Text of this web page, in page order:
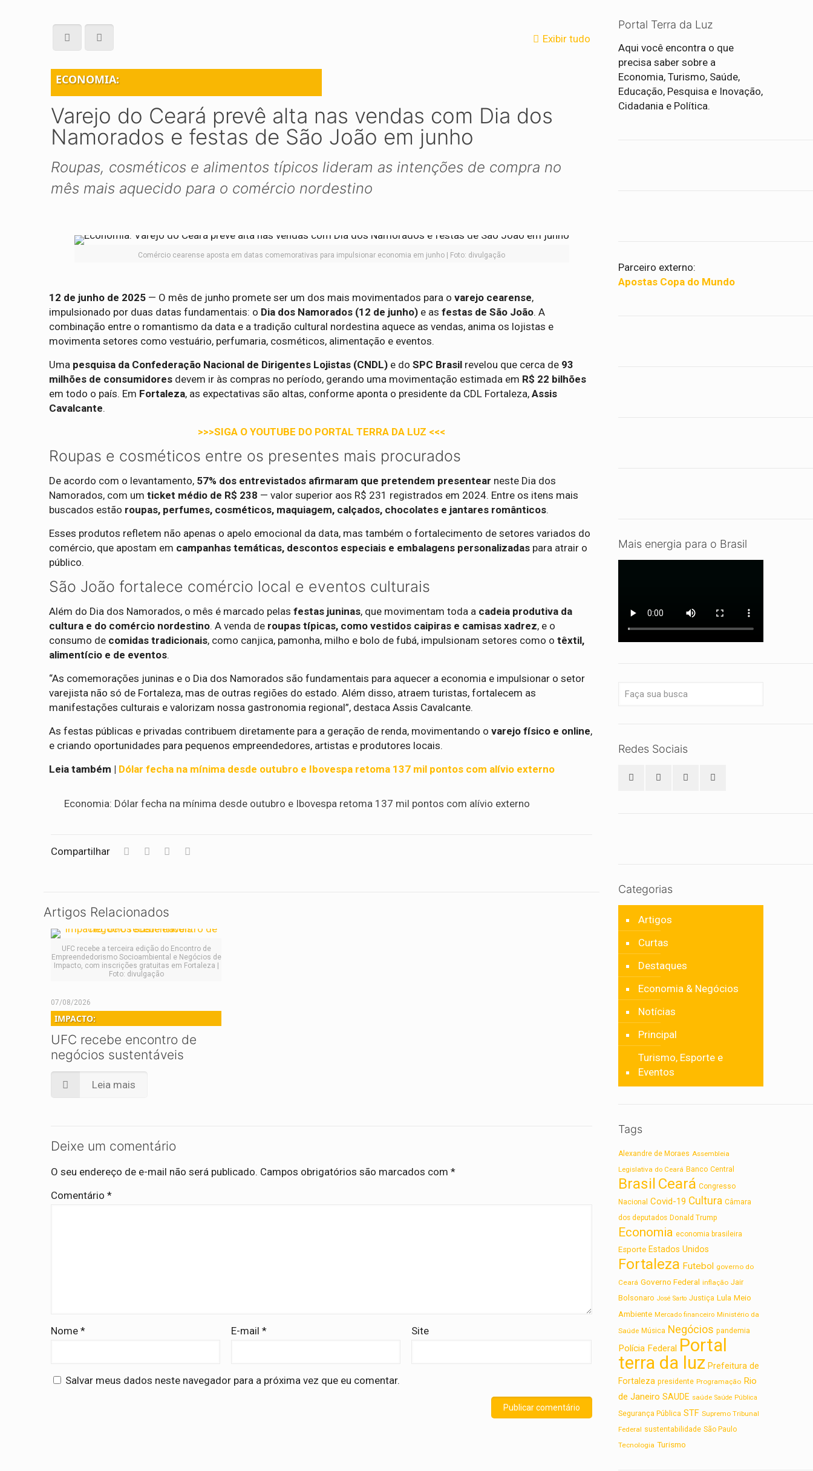
Exibir tudo
ECONOMIA:
Varejo do Ceará prevê alta nas vendas com Dia dos
Namorados e festas de São João em junho
Roupas, cosméticos e alimentos típicos lideram as intenções de compra no
mês mais aquecido para o comércio nordestino
Comércio cearense aposta em datas comemorativas para impulsionar economia em junho | Foto: divulgação
12 de junho de 2025 — O mês de junho promete ser um dos mais movimentados para ovarejo cearense,
impulsionado por duas datas fundamentais: o Dia dos Namorados (12 de junho) e asfestas de São João. A
combinação entre o romantismo da data e a tradição cultural nordestina aquece as vendas, anima os lojistas e
movimenta setores como vestuário, perfumaria, cosméticos, alimentação e eventos.
Uma pesquisa da Confederação Nacional de Dirigentes Lojistas (CNDL) e doSPC Brasil revelou que cerca de 93
milhões de consumidores devem ir às compras no período, gerando uma movimentação estimada em R$ 22 bilhões
em todo o país. Em Fortaleza, as expectativas são altas, conforme aponta o presidente da CDL Fortaleza,Assis
Cavalcante.
>>>SIGA O YOUTUBE DO PORTAL TERRA DA LUZ <<<
Roupas e cosméticos entre os presentes mais procurados
De acordo com o levantamento, 57% dos entrevistados afirmaram que pretendem presentear neste Dia dos
Namorados, com umticket médio de R$ 238 — valor superior aos R$ 231 registrados em 2024. Entre os itens mais
buscados estão roupas, perfumes, cosméticos, maquiagem, calçados, chocolates e jantares românticos.
Esses produtos refletem não apenas o apelo emocional da data, mas também o fortalecimento de setores variados do
comércio, que apostam em campanhas temáticas, descontos especiais e embalagens personalizadas para atrair o
público.
São João fortalece comércio local e eventos culturais
Além do Dia dos Namorados, o mês é marcado pelasfestas juninas, que movimentam toda a cadeia produtiva da
cultura e do comércio nordestino. A venda de roupas típicas, como vestidos caipiras e camisas xadrez, e o
consumo de comidas tradicionais, como canjica, pamonha, milho e bolo de fubá, impulsionam setores como otêxtil,
alimentício e de eventos.
“As comemorações juninas e o Dia dos Namorados são fundamentais para aquecer a economia e impulsionar o setor
varejista não só de Fortaleza, mas de outras regiões do estado. Além disso, atraem turistas, fortalecem as
manifestações culturais e valorizam nossa gastronomia regional”, destaca Assis Cavalcante.
As festas públicas e privadas contribuem diretamente para a geração de renda, movimentando ovarejo físico e online,
e criando oportunidades para pequenos empreendedores, artistas e produtores locais.
Leia também | Dólar fecha na mínima desde outubro e Ibovespa retoma 137 mil pontos com alívio externo
Economia: Dólar fecha na mínima desde outubro e Ibovespa retoma 137 mil pontos com alívio externo
Compartilhar
Artigos Relacionados
UFC recebe a terceira edição do Encontro de
Empreendedorismo Socioambiental e Negócios de
Impacto, com inscrições gratuitas em Fortaleza |
Foto: divulgação
07/08/2026
IMPACTO:
UFC recebe encontro de
negócios sustentáveis
Leia mais
Deixe um comentário
O seu endereço de e-mail não será publicado. Campos obrigatórios são marcados com *
Comentário *
Nome * E-mail* Site
Salvar meus dados neste navegador para a próxima vez que eu comentar.
Portal Terra da Luz
Aqui você encontra o que
precisa saber sobre a
Economia, Turismo, Saúde,
Educação, Pesquisa e Inovação,
Cidadania e Política.
Parceiro externo:
Apostas Copa do Mundo
Mais energia para o Brasil
Redes Sociais
Categorias
Artigos
Curtas
Destaques
Economia & Negócios
Notícias
Principal
Turismo, Esporte e
Eventos
Tags
Alexandre de Moraes Assembleia
Legislativa do Ceará Banco Central
Brasil Ceará Congresso
Nacional
Covid-19 Cultura Câmara
dos deputados Donald Trump
Economia economia brasileira
Esporte Estados Unidos
Fortaleza Futebol governo do
Ceará Governo Federal inflação Jair
Bolsonaro José Sarto Justiça Lula Meio
Ambiente Mercado financeiro Ministério da
Saúde Música Negócios pandemia
Polícia Federal Portal
terra da luz Prefeitura de
Fortaleza presidente Programação Rio
de Janeiro SAUDE saúde Saúde Pública
Segurança Pública STF Supremo Tribunal
Federal sustentabilidade São Paulo
Tecnologia Turismo